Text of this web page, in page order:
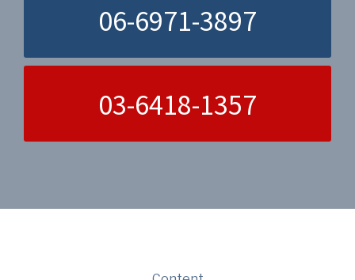
06-6971-3897
03-6418-1357